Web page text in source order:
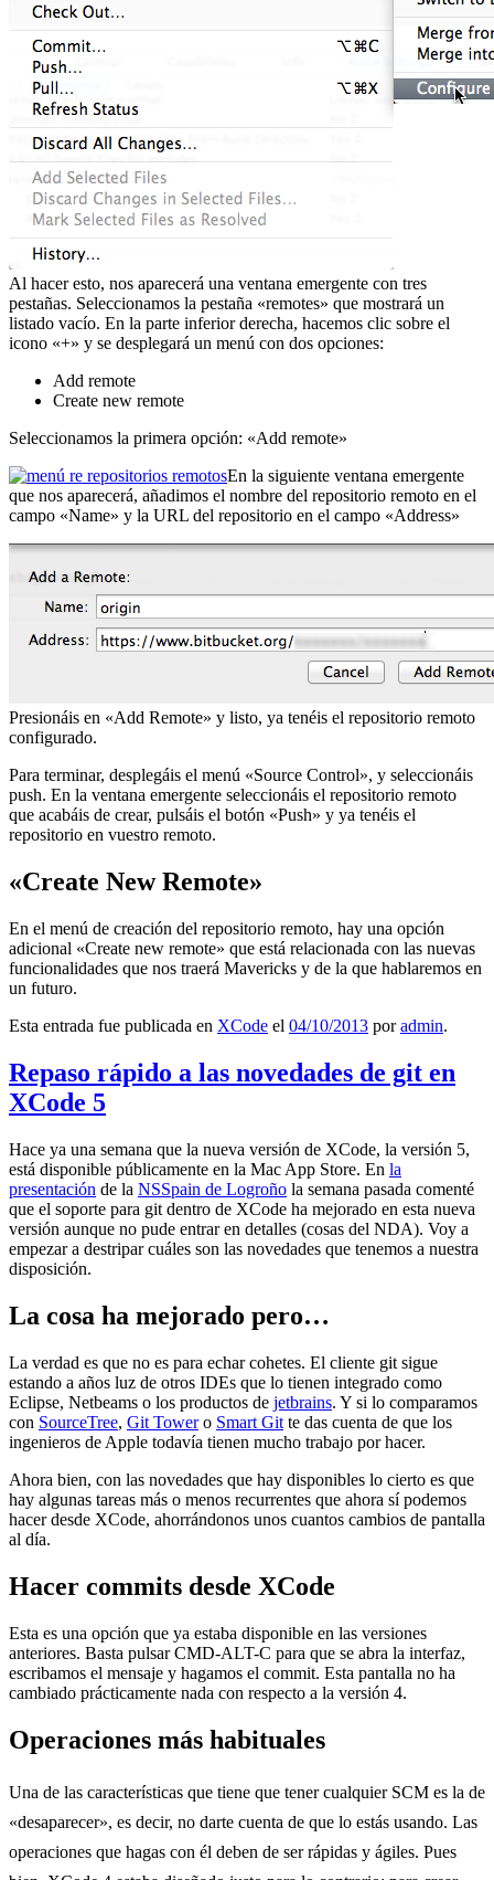
Al hacer esto, nos aparecerá una ventana emergente con tres
pestañas. Seleccionamos la pestaña «remotes» que mostrará un
listado vacío. En la parte inferior derecha, hacemos clic sobre el
icono «+» y se desplegará un menú con dos opciones:
Add remote
Create new remote
Seleccionamos la primera opción: «Add remote»
En la siguiente ventana emergente
que nos aparecerá, añadimos el nombre del repositorio remoto en el
campo «Name» y la URL del repositorio en el campo «Address»
Presionáis en «Add Remote» y listo, ya tenéis el repositorio remoto
configurado.
Para terminar, desplegáis el menú «Source Control», y seleccionáis
push. En la ventana emergente seleccionáis el repositorio remoto
que acabáis de crear, pulsáis el botón «Push» y ya tenéis el
repositorio en vuestro remoto.
«Create New Remote»
En el menú de creación del repositorio remoto, hay una opción
adicional «Create new remote» que está relacionada con las nuevas
funcionalidades que nos traerá Mavericks y de la que hablaremos en
un futuro.
Esta entrada fue publicada en XCode el 04/10/2013 poradmin.
Repaso rápido a las novedades de git en
XCode 5
Hace ya una semana que la nueva versión de XCode, la versión 5,
está disponible públicamente en la Mac App Store. En la
presentación de la NSSpain de Logroño la semana pasada comenté
que el soporte para git dentro de XCode ha mejorado en esta nueva
versión aunque no pude entrar en detalles (cosas del NDA). Voy a
empezar a destripar cuáles son las novedades que tenemos a nuestra
disposición.
La cosa ha mejorado pero…
La verdad es que no es para echar cohetes. El cliente git sigue
estando a años luz de otros IDEs que lo tienen integrado como
Eclipse, Netbeams o los productos de jetbrains. Y si lo comparamos
con SourceTree, Git Towero Smart Git te das cuenta de que los
ingenieros de Apple todavía tienen mucho trabajo por hacer.
Ahora bien, con las novedades que hay disponibles lo cierto es que
hay algunas tareas más o menos recurrentes que ahora sí podemos
hacer desde XCode, ahorrándonos unos cuantos cambios de pantalla
al día.
Hacer commits desde XCode
Esta es una opción que ya estaba disponible en las versiones
anteriores. Basta pulsar CMD-ALT-C para que se abra la interfaz,
escribamos el mensaje y hagamos el commit. Esta pantalla no ha
cambiado prácticamente nada con respecto a la versión 4.
Operaciones más habituales
Una de las características que tiene que tener cualquier SCM es la de
«desaparecer», es decir, no darte cuenta de que lo estás usando. Las
operaciones que hagas con él deben de ser rápidas y ágiles. Pues